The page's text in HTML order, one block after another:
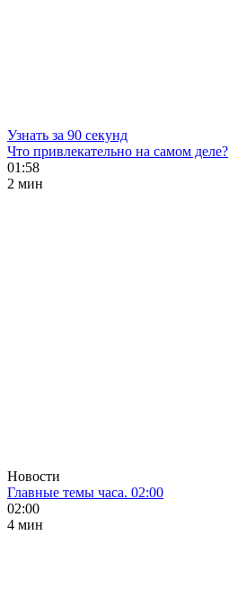
Узнать за 90 секунд
Что привлекательно на самом деле?
01:58
2 мин
Новости
Главные темы часа. 02:00
02:00
4 мин